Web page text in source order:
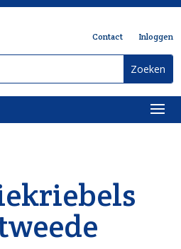
Contact Inloggen